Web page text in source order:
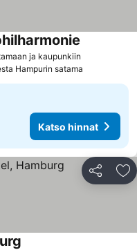
ja kaupunkiin
Hampurin satama
Katso hinnat
Jaa